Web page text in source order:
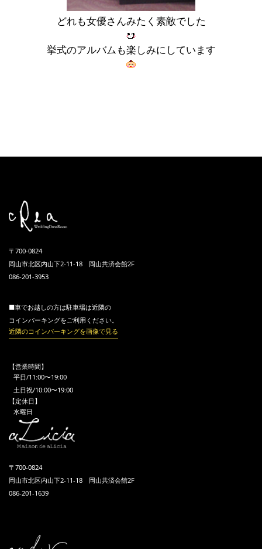
どれも女優さんみたく素敵でした
挙式のアルバムも楽しみにしています
〒700-0824
岡山市北区内山下2-11-18 岡山共済会館2F
086-201-3953
■車でお越しの方は駐車場は近隣の
コインパーキングをご利用ください。
近隣のコインパーキングを画像で見る
【営業時間】
平日/11:00〜19:00
土日祝/10:00〜19:00
【定休日】
水曜日
〒700-0824
岡山市北区内山下2-11-18 岡山共済会館2F
086-201-1639